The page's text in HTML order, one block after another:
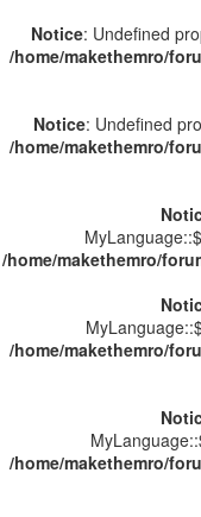
Notice: Undefined
/home/makethemro/
Notice: Undefined
/home/makethemro/
/home/makethemro/
/home/makethemro/
/home/makethemro/